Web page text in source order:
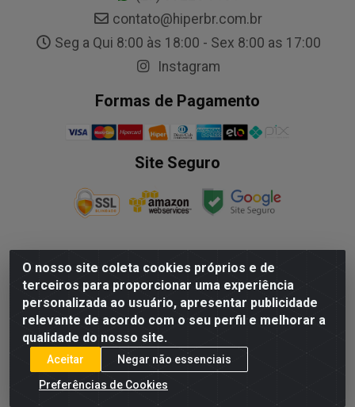
O nosso site coleta cookies próprios e de
terceiros para proporcionar uma experiência
personalizada ao usuário, apresentar publicidade
relevante de acordo com o seu perfil e melhorar a
qualidade do nosso site.
Aceitar
Negar não essenciais
Preferências de Cookies
contato@hiperbr.com.br
Seg a Qui 8:00 às 18:00 - Sex 8:00 as 17:00
Instagram
Formas de Pagamento
Site Seguro
NALESSO DISTRIBUIDORA DE AUTO PECAS LTDA - Rua
Paulo Afonso, nº10 Galpão 03 SL 1 - Alecrim - Vila
Velha/ES - CEP 29.118-033 - CNPJ: 29.722.419/0003-09